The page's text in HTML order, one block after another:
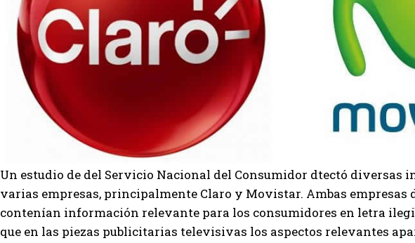
Un estudio de del Servicio Nacional del Consumidor dtectó diversas
varias empresas, principalmente Claro y Movistar. Ambas empresas
contenían información relevante para los consumidores en letra
que en las piezas publicitarias televisivas los aspectos relevantes